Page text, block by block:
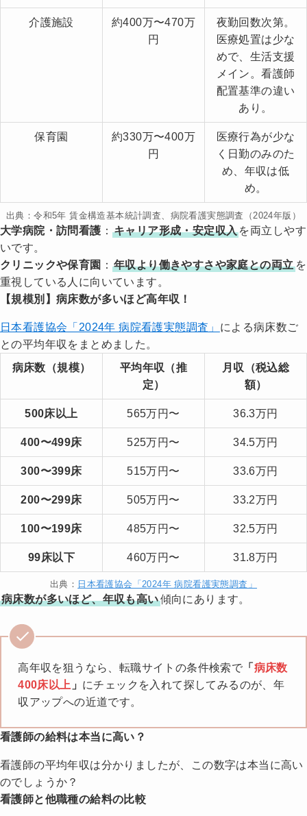
介護施設
約400万〜470万
円
夜勤回数次第。
医療処置は少な
めで、生活支援
メイン。看護師
配置基準の違い
あり。
保育園
約330万〜400万
円
医療行為が少な
く日勤のみのた
め、年収は低
め。
出典：令和5年 賃金構造基本統計調査、病院看護実態調査（2024年版）
大学病院・訪問看護 ：キャリア形成・安定収入を両立しやす
いです。
クリニックや保育園 ：年収より働きやすさや家庭との両立を
重視している人に向いています。
【規模別】病床数が多いほど高年収！
日本看護協会「2024年 病院看護実態調査」 による病床数ご
との平均年収をまとめました。
病床数（規模）
平均年収（推
定）
月収（税込総
額）
500床以上 565万円〜 36.3万円
400〜499床 525万円〜 34.5万円
300〜399床 515万円〜 33.6万円
200〜299床 505万円〜 33.2万円
100〜199床 485万円〜 32.5万円
99床以下 460万円〜 31.8万円
出典： 日本看護協会「2024年 病院看護実態調査」
病床数が多いほど、年収も高い傾向にあります。
高年収を狙うなら、転職サイトの条件検索で 「病床数
400床以上 」 にチェックを入れて探してみるのが、年
収アップへの近道です。
看護師の給料は本当に高い？
看護師の平均年収は分かりましたが、この数字は本当に高い
のでしょうか？
看護師と他職種の給料の比較